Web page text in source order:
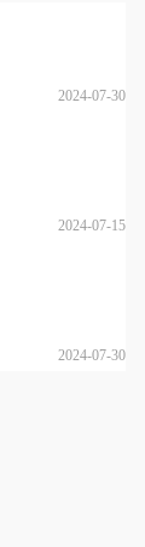
2024-07-30
2024-07-15
2024-07-30